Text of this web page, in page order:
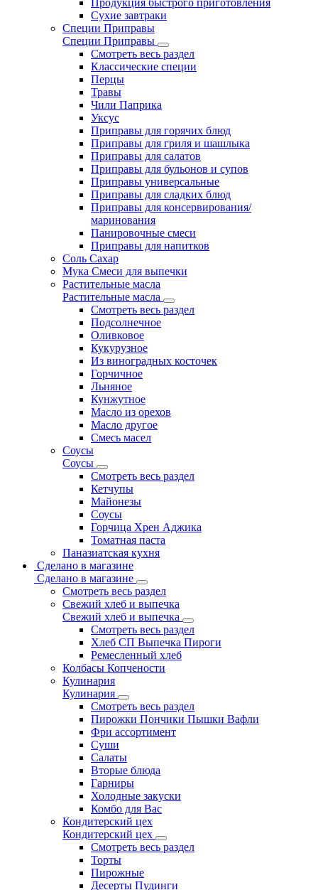
Продукция быстрого приготовления
Сухие завтраки
Специи Приправы
Специи Приправы
Смотреть весь раздел
Классические специи
Перцы
Травы
Чили Паприка
Уксус
Приправы для горячих блюд
Приправы для гриля и шашлыка
Приправы для салатов
Приправы для бульонов и супов
Приправы универсальные
Приправы для сладких блюд
Приправы для консервирования/
маринования
Панировочные смеси
Приправы для напитков
Соль Сахар
Мука Смеси для выпечки
Растительные масла
Растительные масла
Смотреть весь раздел
Подсолнечное
Оливковое
Кукурузное
Из виноградных косточек
Горчичное
Льняное
Кунжутное
Масло из орехов
Масло другое
Смесь масел
Соусы
Соусы
Смотреть весь раздел
Кетчупы
Майонезы
Соусы
Горчица Хрен Аджика
Томатная паста
Паназиатская кухня
Сделано в магазине
Сделано в магазине
Смотреть весь раздел
Свежий хлеб и выпечка
Свежий хлеб и выпечка
Смотреть весь раздел
Хлеб СП Выпечка Пироги
Ремесленный хлеб
Колбасы Копчености
Кулинария
Кулинария
Смотреть весь раздел
Пирожки Пончики Пышки Вафли
Фри ассортимент
Суши
Салаты
Вторые блюда
Гарниры
Холодные закуски
Комбо для Вас
Кондитерский цех
Кондитерский цех
Смотреть весь раздел
Торты
Пирожные
Десерты Пудинги